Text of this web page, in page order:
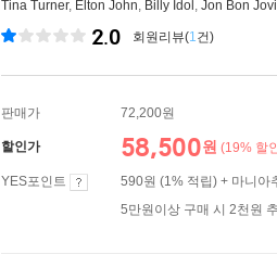
Tina Turner, Elton John, Billy Idol , Jon Bon Jovi
2.0 회원리뷰(1건)
판매가 72,200원
할인가 58,500원 (19% 할
YES포인트
590원 (1% 적립) + 마니아
5만원이상 구매 시 2천원